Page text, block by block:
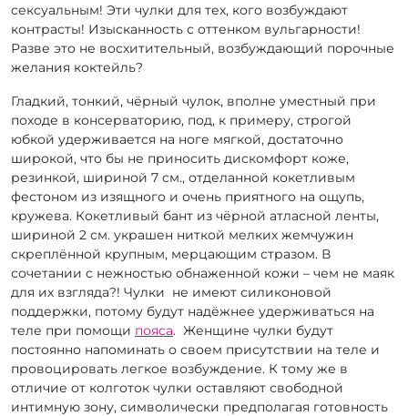
сексуальным! Эти чулки для тех, кого возбуждают
контрасты! Изысканность с оттенком вульгарности!
Разве это не восхитительный, возбуждающий порочные
желания коктейль?
Гладкий, тонкий, чёрный чулок, вполне уместный при
походе в консерваторию, под, к примеру, строгой
юбкой удерживается на ноге мягкой, достаточно
широкой, что бы не приносить дискомфорт коже,
резинкой, шириной 7 см., отделанной кокетливым
фестоном из изящного и очень приятного на ощупь,
кружева. Кокетливый бант из чёрной атласной ленты,
шириной 2 см. украшен ниткой мелких жемчужин
скреплённой крупным, мерцающим стразом. В
сочетании с нежностью обнаженной кожи – чем не маяк
для их взгляда?! Чулки не имеют силиконовой
поддержки, потому будут надёжнее удерживаться на
теле при помощи пояса. Женщине чулки будут
постоянно напоминать о своем присутствии на теле и
провоцировать легкое возбуждение. К тому же в
отличие от колготок чулки оставляют свободной
интимную зону, символически предполагая готовность